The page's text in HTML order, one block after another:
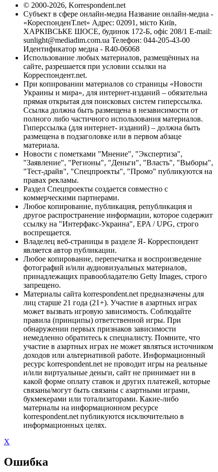
© 2000-2026, Korrespondent.net
Субъект в сфере онлайн-медиа Название онлайн-медиа -
«КореспонденТ.net» Адрес: 02091, місто Київ,
ХАРКІВСЬКЕ ШОСЕ, будинок 172-Б, офіс 208/1 E-mail:
sunlight@mediadim.com.ua Телефон: 044-205-43-00
Идентификатор медиа - R40-06068
Использование любых материалов, размещённых на
сайте, разрешается при условии ссылки на
Корреспондент.net.
При копировании материалов со страницы «Новости
Украины и мира», для интернет-изданий – обязательна
прямая открытая для поисковых систем гиперссылка.
Ссылка должна быть размещена в независимости от
полного либо частичного использования материалов.
Гиперссылка (для интернет- изданий) – должна быть
размещена в подзаголовке или в первом абзаце
материала.
Новости с пометками "Мнение", "Экспертиза",
"Заявление", "Регионы", "Деньги", "Власть", "Выборы",
"Тест-драйв", "Спецпроекты", "Промо" публикуются на
правах рекламы.
Раздел Спецпроекты создается совместно с
коммерческими партнерами.
Любое копирование, публикация, републикация и
другое распространение информации, которое содержит
ссылку на "Интерфакс-Украина", EPA / UPG, строго
воспрещается.
Владелец веб-страницы в разделе Я- Корреспондент
является автор публикации.
Любое копирование, перепечатка и воспроизведение
фотографий и/или аудиовизуальных материалов,
принадлежащих правообладателю Getty Images, строго
запрещено.
Материалы сайта korrespondent.net предназначены для
лиц старше 21 года (21+). Участие в азартных играх
может вызвать игровую зависимость. Соблюдайте
правила (принципы) ответственной игры. При
обнаружении первых признаков зависимости
немедленно обратитесь к специалисту. Помните, что
участие в азартных играх не может являться источником
доходов или альтернативой работе. Информационный
ресурс korrespondent.net не проводит игры на реальные
и/или виртуальные деньги, сайт не принимает ни в
какой форме оплату ставок и других платежей, которые
связаны/могут быть связаны с азартными играми,
букмекерами или тотализаторами. Какие-либо
материалы на информационном ресурсе
korrespondent.net публикуются исключительно в
информационных целях.
X
Ошибка